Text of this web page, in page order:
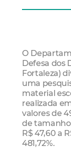
O
Defesa dos
Fortaleza)
uma
material
realizada
valores de
de
R$ 47,60 a
481,72%.